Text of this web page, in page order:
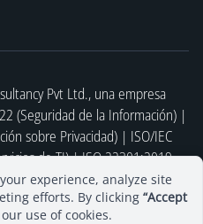
Pvt Ltd., una empresa
(Seguridad de la Información) |
sobre Privacidad) | ISO/IEC
de TI) | ISO 22301:2019
(Gestión de la Calidad)
de gestión de inteligencia
experience, analyze site
efforts. By clicking “Accept
use of cookies.